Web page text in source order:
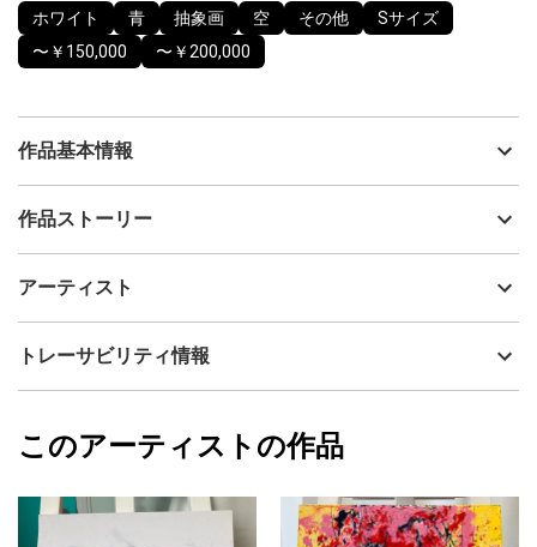
ホワイト 青 抽象画 空 その他
Sサイズ
〜￥150,000
〜￥200,000
作品基本情報
出品者
制作年
その他
カラー
ホワイト
ジャンル
抽象画
配送目安
二週間以内
作品ストーリー
なく泣きそうになった。
アーティスト
小村真紀
フォローする
トレーサビリティ情報
小村真紀
このアーティストの作品